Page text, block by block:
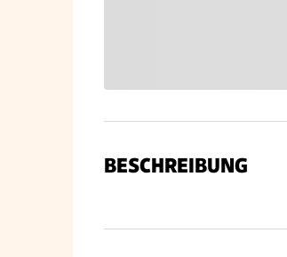
BESCHREIBUNG